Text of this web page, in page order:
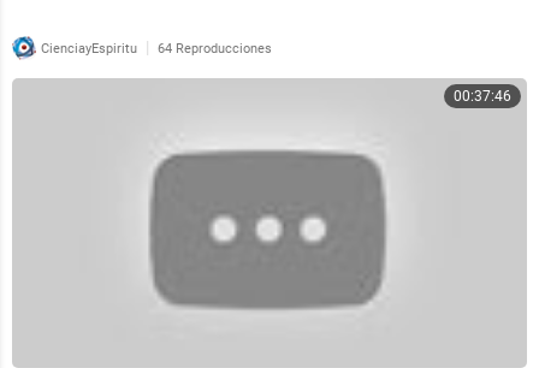
CienciayEspiritu | 64 Reproducciones
00:37:46